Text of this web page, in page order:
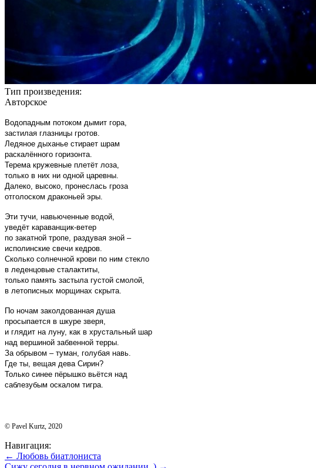
Тип произведения:
Авторское
Водопадным потоком дымит гора,
застилая глазницы гротов.
Ледяное дыханье стирает шрам
раскалённого горизонта.
Терема кружевные плетёт лоза,
только в них ни одной царевны.
Далеко, высоко, пронеслась гроза
отголоском драконьей эры.
Эти тучи, навьюченные водой,
уведёт караванщик-ветер
по закатной тропе, раздувая зной –
исполинские свечи кедров.
Сколько солнечной крови по ним стекло
в леденцовые сталактиты,
только память застыла густой смолой,
в летописных морщинах скрыта.
По ночам заколдованная душа
просыпается в шкуре зверя,
и глядит на луну, как в хрустальный шар
над вершиной забвенной терры.
За обрывом – туман, голубая навь.
Где ты, вещая дева Сирин?
Только синее пёрышко вьётся над
саблезубым оскалом тигра.
© Pavel Kurtz, 2020
Навигация:
← Любовь биатлониста